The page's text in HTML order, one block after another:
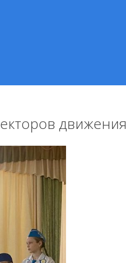
движения